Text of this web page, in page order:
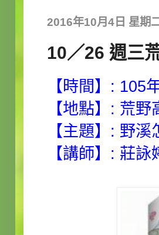
2016年10月4日 星期
10／26 週三
【時間】: 105
【地點】: 荒野
【主題】: 野溪
【講師】: 莊詠